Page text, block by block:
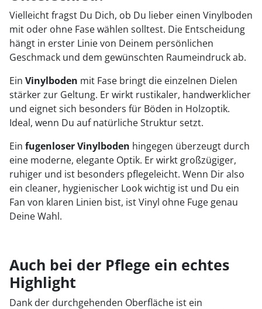
Vielleicht fragst Du Dich, ob Du lieber einen Vinylboden
mit oder ohne Fase wählen solltest. Die Entscheidung
hängt in erster Linie von Deinem persönlichen
Geschmack und dem gewünschten Raumeindruck ab.
Ein Vinylboden mit Fase bringt die einzelnen Dielen
stärker zur Geltung. Er wirkt rustikaler, handwerklicher
und eignet sich besonders für Böden in Holzoptik.
Ideal, wenn Du auf natürliche Struktur setzt.
Ein fugenloser Vinylboden hingegen überzeugt durch
eine moderne, elegante Optik. Er wirkt großzügiger,
ruhiger und ist besonders pflegeleicht. Wenn Dir also
ein cleaner, hygienischer Look wichtig ist und Du ein
Fan von klaren Linien bist, ist Vinyl ohne Fuge genau
Deine Wahl.
Auch bei der Pflege ein echtes
Highlight
Dank der durchgehenden Oberfläche ist ein